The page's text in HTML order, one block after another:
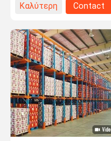
Καλύτερη
Contact